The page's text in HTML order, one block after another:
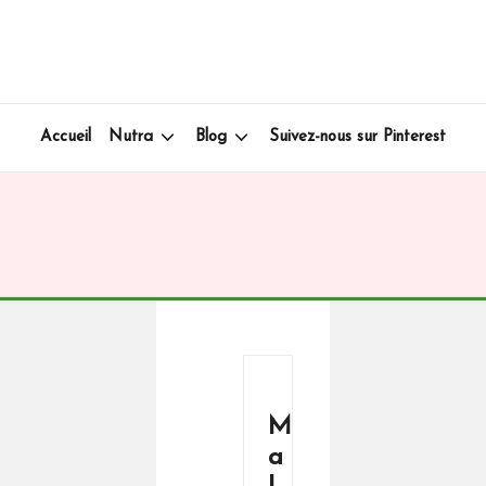
Accueil Nutra Blog Suivez-nous sur Pinterest
M
a